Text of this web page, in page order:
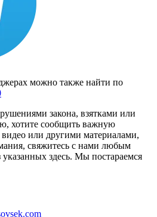
можно также найти по
закона, взятками или
хотите сообщить важную
или другими материалами,
свяжитесь с нами любым
здесь. Мы постараемся